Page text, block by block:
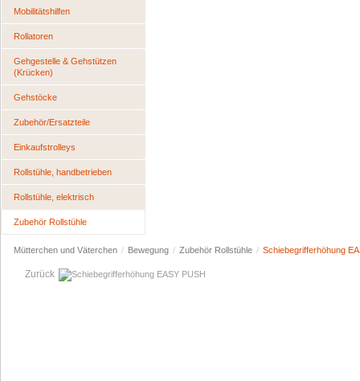
Mobilitätshilfen
Rollatoren
Gehgestelle & Gehstützen
(Krücken)
Gehstöcke
Zubehör/Ersatzteile
Einkaufstrolleys
Rollstühle, handbetrieben
Rollstühle, elektrisch
Zubehör Rollstühle
Mütterchen und Väterchen / Bewegung / Zubehör Rollstühle / Schiebegrifferhöhung
Zurück